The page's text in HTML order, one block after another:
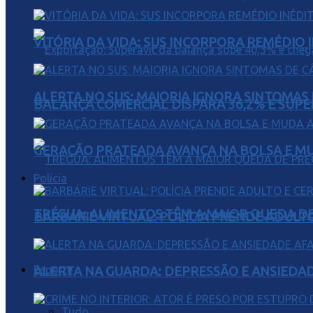
BALANÇA COMERCIAL DISPARA 36,2% E
TRÉGUA: ALIMENTOS TÊM A MAIOR QUEDA
Esporte
VITÓRIA DA VIDA: SUS INCORPORA REMÉDIO
ALERTA NO SUS: MAIORIA IGNORA
GERAÇÃO PRATEADA AVANÇA NA BOLSA E
Polícia
BARBÁRIE VIRTUAL: POLÍCIA PRENDE
ALERTA NA GUARDA: DEPRESSÃO E